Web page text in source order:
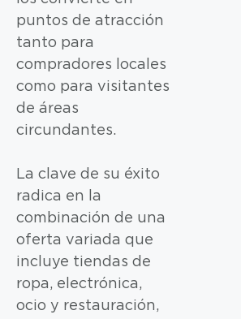
puntos de atracción
tanto para
compradores locales
como para visitantes
de áreas
circundantes.
La clave de su éxito
radica en la
combinación de una
oferta variada que
incluye tiendas de
ropa, electrónica,
ocio y restauración,